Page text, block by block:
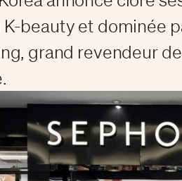
beauty et dominée
grand revendeur